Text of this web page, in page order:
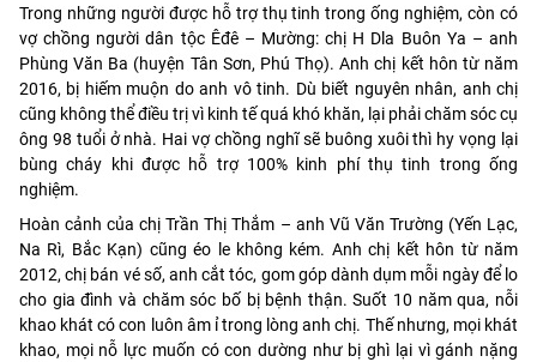
Trong những người được hỗ trợ thụ tinh trong ống nghiệm, còn có
vợ chồng người dân tộc Êđê – Mường: chị H Dla Buôn Ya – anh
Phùng Văn Ba (huyện Tân Sơn, Phú Thọ). Anh chị kết hôn từ năm
2016, bị hiếm muộn do anh vô tinh. Dù biết nguyên nhân, anh chị
cũng không thể điều trị vì kinh tế quá khó khăn, lại phải chăm sóc cụ
ông 98 tuổi ở nhà. Hai vợ chồng nghĩ sẽ buông xuôi thì hy vọng lại
bùng cháy khi được hỗ trợ 100% kinh phí thụ tinh trong ống
nghiệm.
Hoàn cảnh của chị Trần Thị Thắm – anh Vũ Văn Trường (Yến Lạc,
Na Rì, Bắc Kạn) cũng éo le không kém. Anh chị kết hôn từ năm
2012, chị bán vé số, anh cắt tóc, gom góp dành dụm mỗi ngày để lo
cho gia đình và chăm sóc bố bị bệnh thận. Suốt 10 năm qua, nỗi
khao khát có con luôn âm ỉ trong lòng anh chị. Thế nhưng, mọi khát
khao, mọi nỗ lực muốn có con dường như bị ghì lại vì gánh nặng